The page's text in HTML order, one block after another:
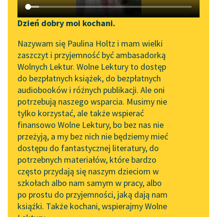
Katalog DAISY
Podkasty o książkach
Zgłoś brak utworu
Aktualności
„Prokurator Alicja Horn”
do słuchania
Byliśmy częścią AI Impact
Lab
Zapraszamy na spotkanie
online z tłumaczkami
literatury skandynawskiej
Spotkanie z Katarzyną
Tunkiel w Oslo
102. lata temu zmarł
Joseph Conrad
Narzędzia
Mapa Wolnych Lektur
Leśmianator
Przewodnik dla piszących i
czytających
API
OAI-PMH
Widget Wolnych Lektur
Przypisy
Dzień dobry moi kochani.
Nazywam się Paulina Holtz i mam wielki
zaszczyt i przyjemność być ambasadorką
Wolnych Lektur. Wolne Lektury to dostęp
do bezpłatnych książek, do bezpłatnych
audiobooków i różnych publikacji. Ale oni
potrzebują naszego wsparcia. Musimy nie
tylko korzystać, ale także wspierać
finansowo Wolne Lektury, bo bez nas nie
przeżyją, a my bez nich nie będziemy mieć
dostępu do fantastycznej literatury, do
potrzebnych materiałów, które bardzo
często przydają się naszym dzieciom w
szkołach albo nam samym w pracy, albo
po prostu do przyjemności, jaką dają nam
książki. Także kochani, wspierajmy Wolne
Powiastka filozoficzna✖
Sortuj:
powiastki filozoficzne Woltera